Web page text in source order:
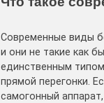
Современные виды
и они не такие как
единственным
прямой перегонки.
самогонный